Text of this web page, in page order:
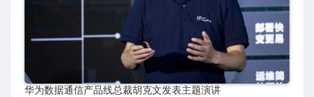
华为数据通信产品线总裁胡克文发表主题演讲